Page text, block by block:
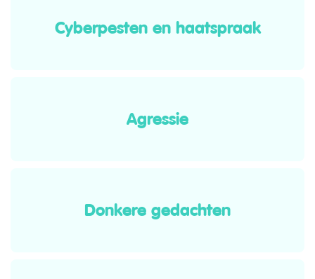
Cyberpesten en haatspraak
Agressie
Donkere gedachten